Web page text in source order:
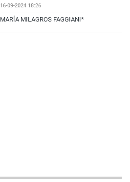
16-09-2024 18:26
MARÍA MILAGROS FAGGIANI*